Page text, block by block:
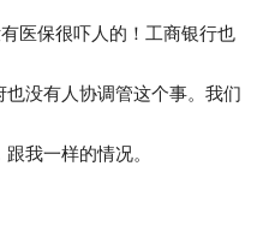
医保很吓人的！工商银行也
没有人协调管这个事。我们
我一样的情况。